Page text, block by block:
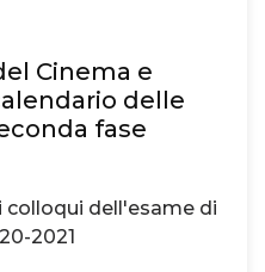
Cinema e
delle
fase
colloqui dell'esame di
2021